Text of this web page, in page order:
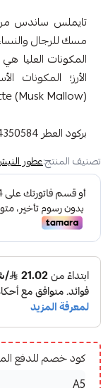
تايملس ساندس
المكونات العليا
(Musk Mallow).
بركود العطر 3760294350584
تصنيف المنتج:عطور
كود خصم للدفع